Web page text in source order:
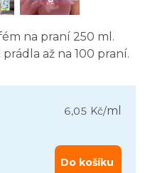
na praní 250 ml.
až na 100 praní.
6,05 Kč/ml
Do košíku